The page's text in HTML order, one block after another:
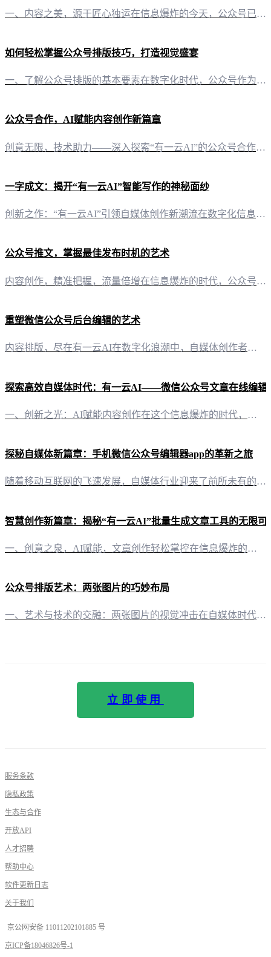
一、内容之美，源于匠心独运在信息爆炸的今天，公众号已成为信息传播的重要阵地。然而，如何在这片浩瀚的海洋中脱颖而出，成为了许多自媒体创作者的心头之痛。这时，“有一云AI”智能写作+排版软件应运而生，以匠心独运的设计，为公众号排版问题提供了一站式解决方案。 二、千款皮肤，打造个性风格公众号排版，不仅仅是文字的堆砌，更是视觉与内容的完美融合。有一云AI提供数千款装修皮肤，涵盖标题、内容、图文、分隔、引
如何轻松掌握公众号排版技巧，打造视觉盛宴
一、了解公众号排版的基本要素在数字化时代，公众号作为信息传播的重要渠道，其内容的美观与易读性显得尤为重要。而公众号的排版，正是影响阅读体验的关键因素之一。要想复制别人公众号的排版，首先需要了解以下几个基本要素： 1. 标题的艺术标题是吸引读者点击的第一步，它不仅要简洁明了，还要具有吸引力。你可以观察你喜欢的公众号，学习他们的标题是如何运用关键词、悬念或是修辞手法来吸引读者的。 2. 内容的布局内
公众号合作，AI赋能内容创作新篇章
创意无限，技术助力——深入探索“有一云AI”的公众号合作潜力在数字化浪潮中，公众号作为信息传播的重要平台，正日益成为自媒体创作者的聚焦之地。而在这个领域，一款名为“有一云AI”的创新型AI智能写作+排版软件，正以其卓越的性能和全方位的服务，为公众号内容创作者开辟了一片全新的天地。 AI智能写作，打造内容新高度“有一云AI”以其先进的AI技术，为自媒体创作者提供了前所未有的便捷。通过智能写作功能，
一字成文：揭开“有一云AI”智能写作的神秘面纱
创新之作：“有一云AI”引领自媒体创作新潮流在数字化信息爆炸的时代，自媒体创作者的需求日益多样化，而“有一云AI”的出现，无疑为这一群体带来了前所未有的便利与效率。 智能排版，千款皮肤任你选择“有一云AI”在内容排版方面独具匠心，提供数千款标题、内容、图文、分隔、引导等装修皮肤，让每一篇作品都能焕发出独特的个性与风采。 多平台支持，内容创作无边界无论是公众号、头条号，还是小红书、百家号，亦或是知
公众号推文，掌握最佳发布时机的艺术
内容创作，精准把握，流量倍增在信息爆炸的时代，公众号已成为自媒体创作者展现才华的重要平台。然而，如何才能让精心准备的内容在众多信息中脱颖而出，吸引读者的目光呢？关键在于——公众号推文时间的精准把握。 知己知彼，了解读者作息首先，了解你的目标读者。不同年龄层、职业、兴趣的读者，他们的活跃时间各不相同。例如，上班族可能在工作间隙阅读，学生群体则可能集中在课后或睡前。通过分析读者群体，我们可以推测出最
重塑微信公众号后台编辑的艺术
内容排版，尽在有一云AI在数字化浪潮中，自媒体创作者们追求的不仅仅是内容的深度，更是排版的美感。有一云AI，作为一款创新型AI智能写作+排版软件，以其独特的魅力，为自媒体创作者们提供了一个全新的创作平台。 装修皮肤，千变万化在有一云AI的内容排版功能中，我们精心打造了包含标题、内容、图文、分隔、引导五大类数千款装修皮肤。这些皮肤如同艺术家手中的画笔，为创作者们的每一次创作增添无限可能。 多平台兼
探索高效自媒体时代：有一云AI——微信公众号文章在线编辑
一、创新之光：AI赋能内容创作在这个信息爆炸的时代，内容创作已成为自媒体的核心竞争力。有一云AI，作为一款创新型AI智能写作+排版软件，以其前沿的AI技术服务，为自媒体创作者提供了一站式解决方案。 二、排版之美：数千款装修皮肤，打造个性化视觉盛宴内容排版，是吸引读者眼球的关键。有一云AI在内容排版方面，提供了包含标题、内容、图文、分隔、引导五大类数千款装修皮肤。这些皮肤不仅风格多样，而且易于使用
探秘自媒体新篇章：手机微信公众号编辑器app的革新之旅
随着移动互联网的飞速发展，自媒体行业迎来了前所未有的机遇。在这个时代，手机成为了内容创作者的新舞台。一款优秀的微信公众号编辑器app，不仅能够提升创作效率，更能让内容焕发出新的生命力。 二、有一云AI：智能化内容创作助手 1. AI智能写作与排版“有一云AI”作为一款创新型AI智能写作+排版软件，引领着自媒体内容创作的潮流。它通过AI技术，将大部分创作需求自动化，让创作者从繁琐的重复工作中解放出来
智慧创作新篇章：揭秘“有一云AI”批量生成文章工具的无限可
一、创意之泉，AI赋能，文章创作轻松掌控在信息爆炸的时代，内容创作已成为自媒体、营销者、教育者等众多领域的核心竞争力。而“有一云AI”批量生成文章工具，正是为这些创作者量身打造的智慧助手。它以其卓越的AI智能技术，为内容创作者带来了前所未有的便捷与高效。 二、排版之美，千款皮肤任你挑选“有一云AI”在内容排版方面独具匠心，提供包含标题、内容、图文、分隔、引导五大类数千款装修皮肤。无论是简约大气，
公众号排版艺术：两张图片的巧妙布局
一、艺术与技术的交融：两张图片的视觉冲击在自媒体时代，视觉内容的呈现往往能瞬间抓住读者的眼球。公众号作为信息传递的重要渠道，图片排版成为提升内容吸引力的关键。今天，让我们一起来探索如何巧妙地利用“有一云AI”来排版两张图片，让图文并茂的内容更具魅力。 二、创意无限：标题与内容的和谐共鸣在“有一云AI”的帮助下，你可以轻松地创作出引人注目的标题。通过AI智能推荐，你将获得与内容相得益彰的标题，例如
立即使用
服务条款
隐私政策
生态与合作
开放API
人才招聘
帮助中心
软件更新日志
关于我们
京公网安备 11011202101885 号
京ICP备18046826号-1